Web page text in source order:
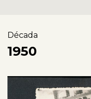
Década
1950